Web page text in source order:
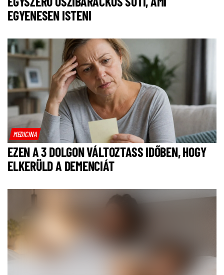
EGYENESEN ISTENI
MEDICINA
EZEN A 3 DOLGON VÁLTOZTASS IDŐBEN, HOGY
ELKERÜLD A DEMENCIÁT